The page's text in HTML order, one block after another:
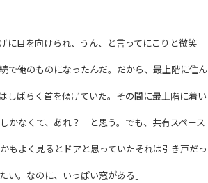
に目を向けられ、うん、と言ってにこりと微笑
で俺のものになったんだ。だから、最上階に住ん
ばらく首を傾げていた。その間に最上階に着い
かなくて、あれ？ と思う。でも、共有スペース
よく見るとドアと思っていたそれは引き戸だっ
。なのに、いっぱい窓がある」